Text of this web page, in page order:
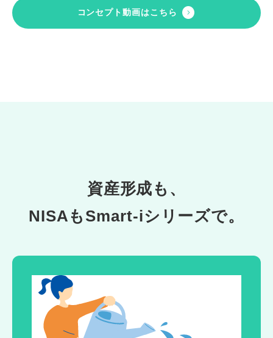
コンセプト動画はこちら
資産形成も、
NISAもSmart-iシリーズで。